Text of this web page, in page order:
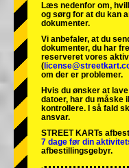
Læs nedenfor om,
og sørg for at du kan
dokumenter.
Vi anbefaler, at du
dokumenter, du har
reserveret vores
(
om der er problemer.
Hvis du ønsker at
datoer, har du måske
kontrollere. I så fald
ansvar.
STREET KARTs
7 dage før din
afbestillingsgebyr.